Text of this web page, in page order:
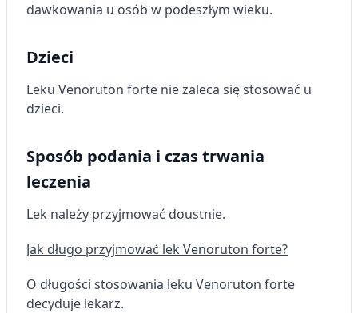
dawkowania u osób w podeszłym wieku.
Dzieci
Leku Venoruton forte nie zaleca się stosować u
dzieci.
Sposób podania i czas trwania
leczenia
Lek należy przyjmować doustnie.
Jak długo przyjmować lek Venoruton forte?
O długości stosowania leku Venoruton forte
decyduje lekarz.